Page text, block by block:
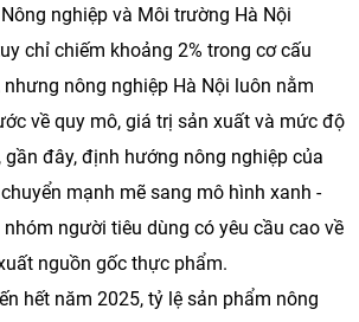
nghiệp và Môi trường Hà Nội
chỉ chiếm khoảng 2% trong cơ cấu
nông nghiệp Hà Nội luôn nằm
về quy mô, giá trị sản xuất và mức độ
đây, định hướng nông nghiệp của
mạnh mẽ sang mô hình xanh -
người tiêu dùng có yêu cầu cao về
nguồn gốc thực phẩm.
hết năm 2025, tỷ lệ sản phẩm nông